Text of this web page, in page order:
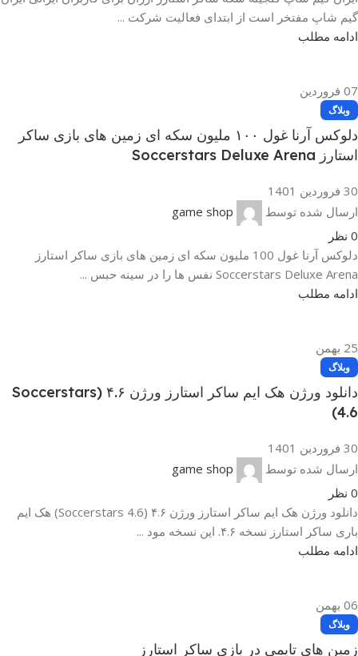
گیم شاپ مفتخر است از ابتدای فعالیت شرکت ...
ادامه مطلب
07 فروردین
وبلاگ
دلوکس آرنا غول ۱۰۰ ملیون سکه ای زمین های بازی ساکر
استارز Soccerstars Deluxe Arena
30 فروردین 1401
ارسال شده توسط
game shop
0 نظر
دلوکس آرنا غول 100 ملیون سکه ای زمین های بازی ساکر استارز
Soccerstars Deluxe Arena نفس ها را در سینه حبس ...
ادامه مطلب
25 بهمن
وبلاگ
دانلود ورژن هک ایم ساکر استارز ورژن ۴.۶ (Soccerstars
4.6)
30 فروردین 1401
ارسال شده توسط
game shop
0 نظر
دانلود ورژن هک ایم ساکر استارز ورژن ۴.۶ (Soccerstars 4.6) هک ایم
باری ساکر استارز نسخه ۴.۶. این نسخه مود ...
ادامه مطلب
06 بهمن
وبلاگ
زمین های تایمی در بازی ساکر استارز